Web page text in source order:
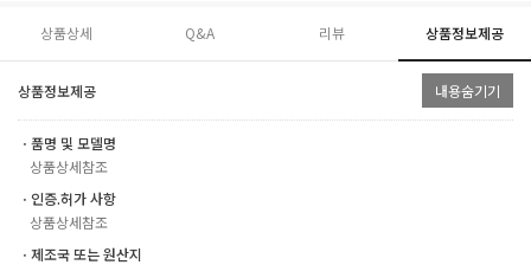
상품상세 Q&A 리뷰 상품정보제공
상품정보제공 내용숨기기
ㆍ품명 및 모델명
상품상세참조
ㆍ인증.허가 사항
상품상세참조
ㆍ제조국 또는 원산지